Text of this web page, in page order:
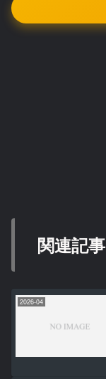
関連記事
2026-04